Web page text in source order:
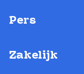
Pers
Zakelijk